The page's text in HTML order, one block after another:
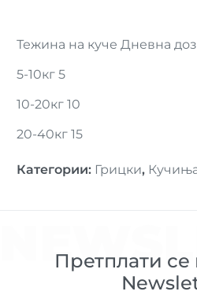
Тежина на куче Дневна
5-10кг 5
10-20кг 10
20-40кг 15
Категории: Грицки,
Претплати